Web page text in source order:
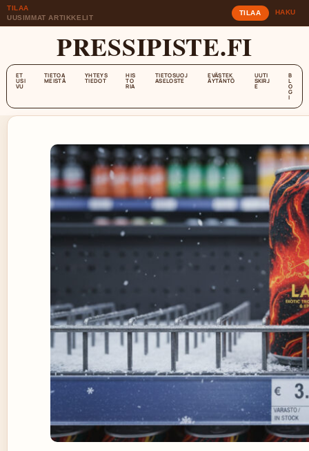
TILAA
UUSIMMAT ARTIKKELIT
TILAA HAKU
PRESSIPISTE.FI
ET
USI
VU
TIETOA
MEISTÄ
YHTEYS
TIEDOT
HIS
TO
RIA
TIETOSUOJ
ASELOSTE
EVÄSTEK
ÄYTÄNTÖ
UUTI
SKIRJ
E
B
L
O
G
I